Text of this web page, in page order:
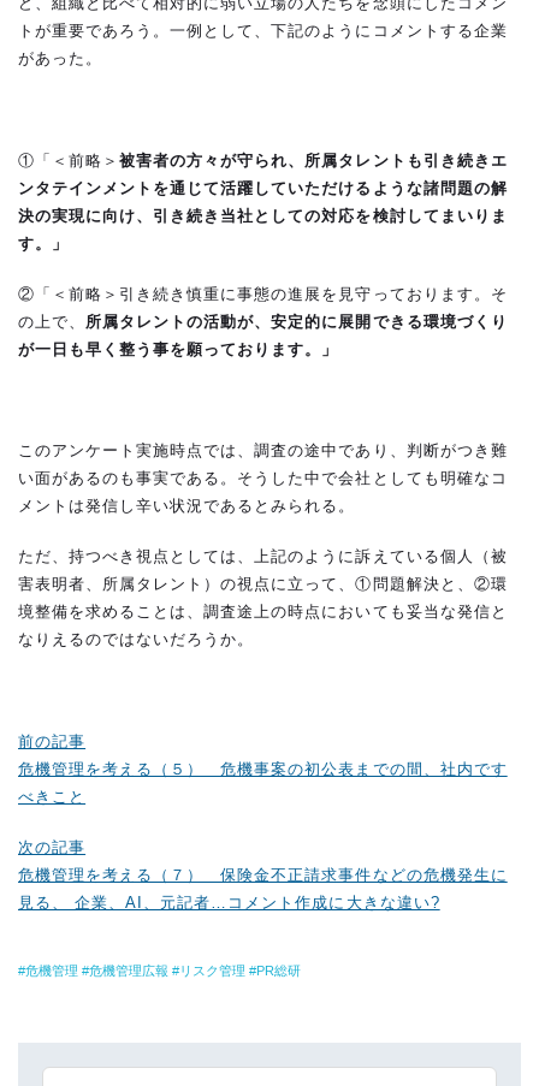
トが重要であろう。一例として、下記のようにコメントする企業
があった。
①「＜前略＞被害者の方々が守られ、所属タレントも引き続きエ
ンタテインメントを通じて活躍していただけるような諸問題の解
決の実現に向け、引き続き当社としての対応を検討してまいりま
す。」
②「＜前略＞引き続き慎重に事態の進展を見守っております。そ
の上で、 所属タレントの活動が、安定的に展開できる環境づくり
が一日も早く整う事を願っております。」
このアンケート実施時点では、調査の途中であり、判断がつき難
い面があるのも事実である。そうした中で会社としても明確なコ
メントは発信し辛い状況であるとみられる。
ただ、持つべき視点としては、上記のように訴えている個人（被
害表明者、所属タレント）の視点に立って、①問題解決と、②環
境整備を求めることは、調査途上の時点においても妥当な発信と
なりえるのではないだろうか。
前の記事
危機管理を考える（５） 危機事案の初公表までの間、社内です
べきこと
次の記事
危機管理を考える（７） 保険金不正請求事件などの危機発生に
見る、 企業、AI、元記者…コメント作成に大きな違い?
危機管理 危機管理広報 リスク管理 PR総研